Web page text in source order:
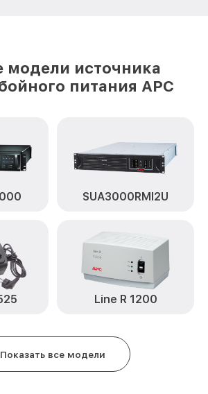
модели источника
питания APC
SUA3000RMI2U
Line R 1200
Показать все модели